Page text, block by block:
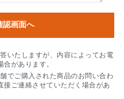
いたしますが、内容によってお電
があります。
でご購入された商品のお問い合わ
接ご連絡させていただく場合があ